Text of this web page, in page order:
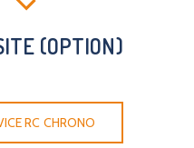
(OPTION)
RC CHRONO